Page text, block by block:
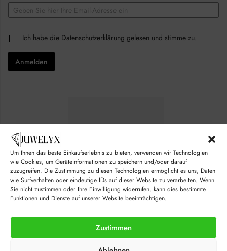
Um Ihnen das beste Einkaufserlebnis zu bieten, verwenden wir Technologien
wie Cookies, um Geräteinformationen zu speichern und/oder darauf
zuzugreifen. Die Zustimmung zu diesen Technologien ermöglicht es uns, Daten
wie Surfverhalten oder eindeutige IDs auf dieser Website zu verarbeiten. Wenn
Sie nicht zustimmen oder Ihre Einwilligung widerrufen, kann dies bestimmte
Funktionen und Dienste auf unserer Website beeinträchtigen.
Zustimmen
e
k
b
o
e
E
m
lC
h
e
k
*
Ich habe die Datenschutzerklärung gelesen und stimme zu.
Anmelden